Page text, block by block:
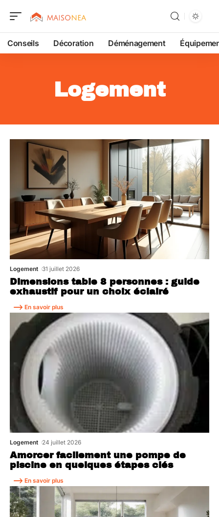
Conseils Décoration Déménagement
Logement
Dimensions table 8 personnes : guide
exhaustif pour un choix éclairé
Logement 31 juillet 2026
En savoir plus
Amorcer facilement une pompe de
piscine en quelques étapes clés
Logement 24 juillet 2026
En savoir plus